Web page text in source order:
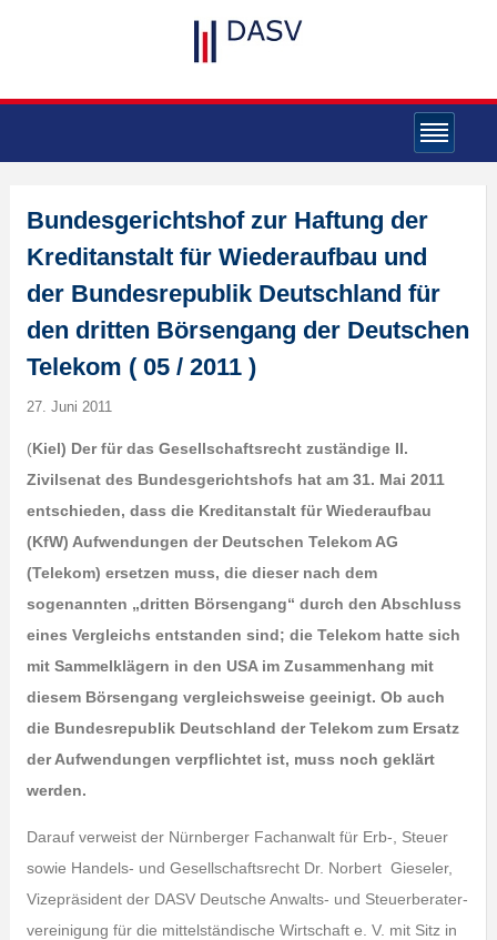
Bundesgerichtshof zur Haftung der
Kreditanstalt für Wiederaufbau und
der Bundesrepublik Deutschland für
den dritten Börsengang der Deutschen
Telekom ( 05 / 2011 )
27. Juni 2011
(Kiel) Der für das Gesellschaftsrecht zuständige II.
Zivilsenat des Bundesgerichtshofs hat am 31. Mai 2011
entschieden, dass die Kreditanstalt für Wiederaufbau
(KfW) Aufwendungen der Deutschen Telekom AG
(Telekom) ersetzen muss, die dieser nach dem
sogenannten „dritten Börsengang“ durch den Abschluss
eines Vergleichs entstanden sind; die Telekom hatte sich
mit Sammelklägern in den USA im Zusammenhang mit
diesem Börsengang vergleichsweise geeinigt. Ob auch
die Bundesrepublik Deutschland der Telekom zum Ersatz
der Aufwendungen verpflichtet ist, muss noch geklärt
werden.
Darauf verweist der Nürnberger Fachanwalt für Erb-, Steuer
sowie Handels- und Gesellschaftsrecht Dr. Norbert Gieseler,
Vizepräsident der DASV Deutsche Anwalts- und Steuerberater-
vereinigung für die mittelständische Wirtschaft e. V. mit Sitz in